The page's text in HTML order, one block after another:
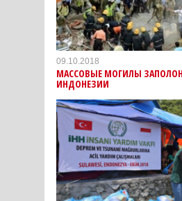
09.10.2018
МАССОВЫЕ МОГИЛЫ
ИНДОНЕЗИИ